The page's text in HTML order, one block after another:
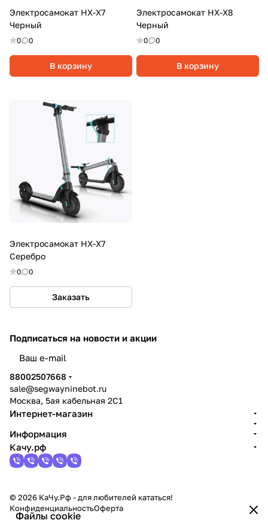
Электросамокат HX-X7
Черный
0 0
В корзину
Электросамокат HX-X8
Черный
0 0
В корзину
Электросамокат HX-X7
Серебро
0 0
Заказать
Файлы cookie
Подписаться на новости и акции
88002507668
sale@segwayninebot.ru
Москва, 5ая кабельная 2С1
Интернет-магазин
Информация
Качу.рф
© 2026 КаЧу.Рф - для любителей кататься!
КонфиденциальностьОферта